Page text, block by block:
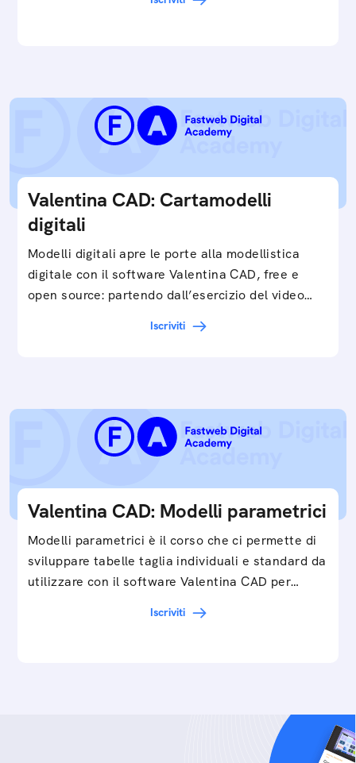
Valentina CAD: Cartamodelli
digitali
Modelli digitali apre le porte alla modellistica
digitale con il software Valentina CAD, free e
open source: partendo dall’esercizio del video…
Iscriviti
Valentina CAD: Modelli parametrici
Modelli parametrici è il corso che ci permette di
sviluppare tabelle taglia individuali e standard da
utilizzare con il software Valentina CAD per…
Iscriviti